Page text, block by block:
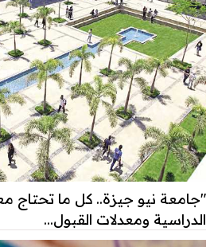
"جامعة نيو جيزة.. كل ما تحتاج
الدراسية ومعدلات القبول...